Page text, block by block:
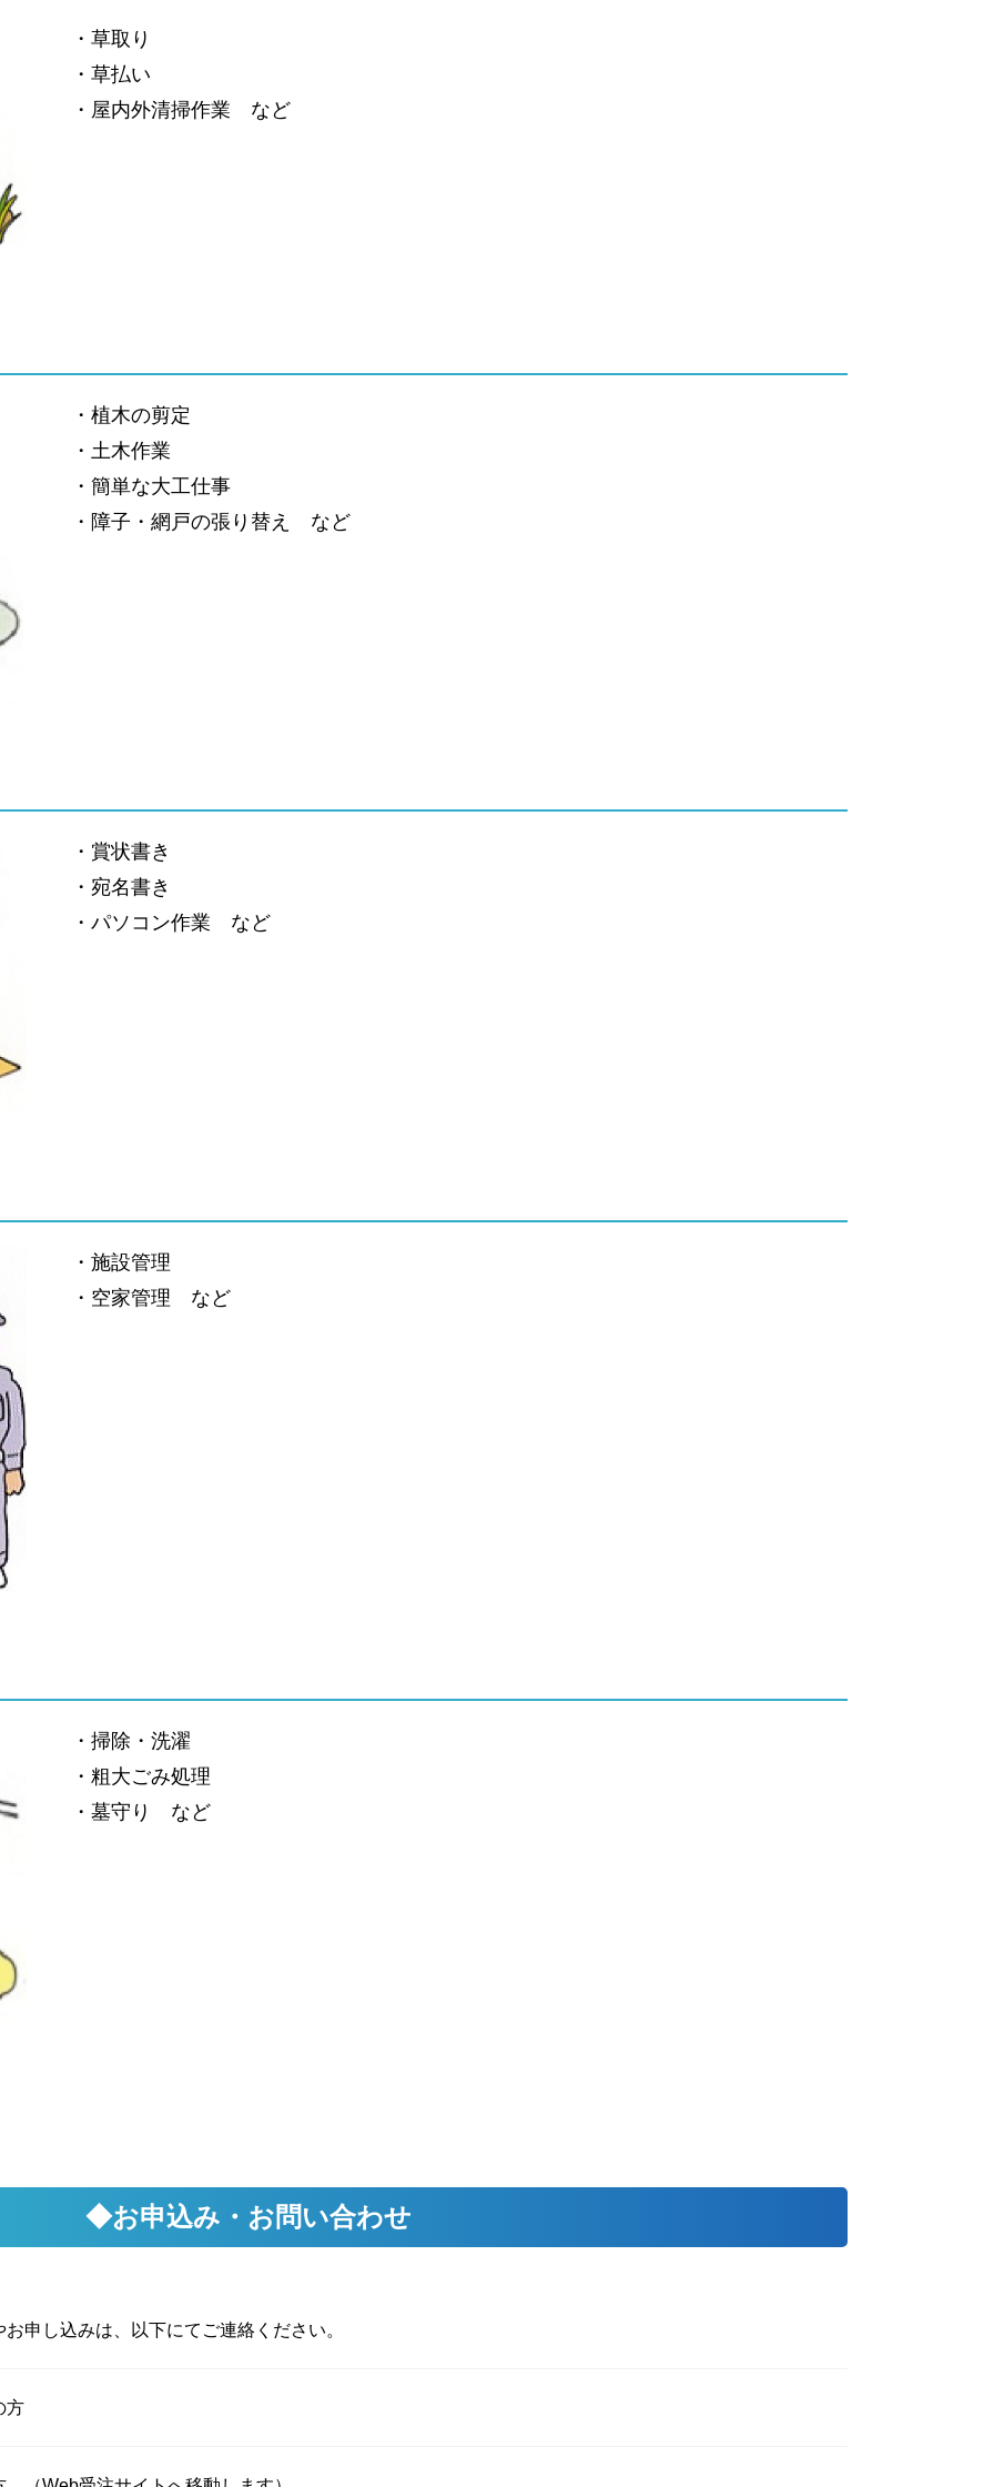
・草取り
・草払い
・屋内外清掃作業 など
・植木の剪定
・土木作業
・簡単な大工仕事
・障子・網戸の張り替え など
・賞状書き
・宛名書き
・パソコン作業 など
・施設管理
・空家管理 など
・掃除・洗濯
・粗大ごみ処理
・墓守り など
◆お申込み・お問い合わせ
申し込みは、以下にてご連絡ください。
方